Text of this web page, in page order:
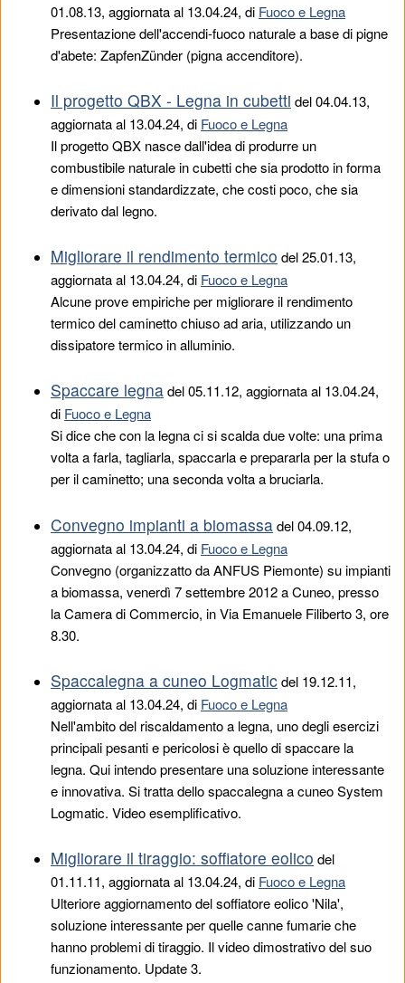
01.08.13, aggiornata al 13.04.24, di Fuoco e Legna
Presentazione dell'accendi-fuoco naturale a base di pigne
d'abete: ZapfenZünder (pigna accenditore).
Il progetto QBX - Legna in cubetti del04.04.13,
aggiornata al 13.04.24, di Fuoco e Legna
Il progetto QBX nasce dall'idea di produrre un
combustibile naturale in cubetti che sia prodotto in forma
e dimensioni standardizzate, che costi poco, che sia
derivato dal legno.
Migliorare il rendimento termico del25.01.13,
aggiornata al 13.04.24, di Fuoco e Legna
Alcune prove empiriche per migliorare il rendimento
termico del caminetto chiuso ad aria, utilizzando un
dissipatore termico in alluminio.
Spaccare legnadel05.11.12, aggiornata al 13.04.24,
di Fuoco e Legna
Si dice che con la legna ci si scalda due volte: una prima
volta a farla, tagliarla, spaccarla e prepararla per la stufa o
per il caminetto; una seconda volta a bruciarla.
Convegno impianti a biomassadel04.09.12,
aggiornata al 13.04.24, di Fuoco e Legna
Convegno (organizzatto da ANFUS Piemonte) su impianti
a biomassa, venerdì 7 settembre 2012 a Cuneo, presso
la Camera di Commercio, in Via Emanuele Filiberto 3, ore
8.30.
Spaccalegna a cuneo Logmaticdel 19.12.11,
aggiornata al 13.04.24, di Fuoco e Legna
Nell'ambito del riscaldamento a legna, uno degli esercizi
principali pesanti e pericolosi è quello di spaccare la
legna. Qui intendo presentare una soluzione interessante
e innovativa. Si tratta dello spaccalegna a cuneo System
Logmatic. Video esemplificativo.
Migliorare il tiraggio: soffiatore eolico del
01.11.11, aggiornata al 13.04.24, di Fuoco e Legna
Ulteriore aggiornamento del soffiatore eolico 'Nila',
soluzione interessante per quelle canne fumarie che
hanno problemi di tiraggio. Il video dimostrativo del suo
funzionamento. Update 3.